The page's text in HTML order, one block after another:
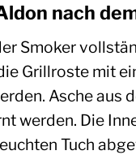
nach
Smoker
Grillroste mit
Asche aus
werden. Die
Tuch